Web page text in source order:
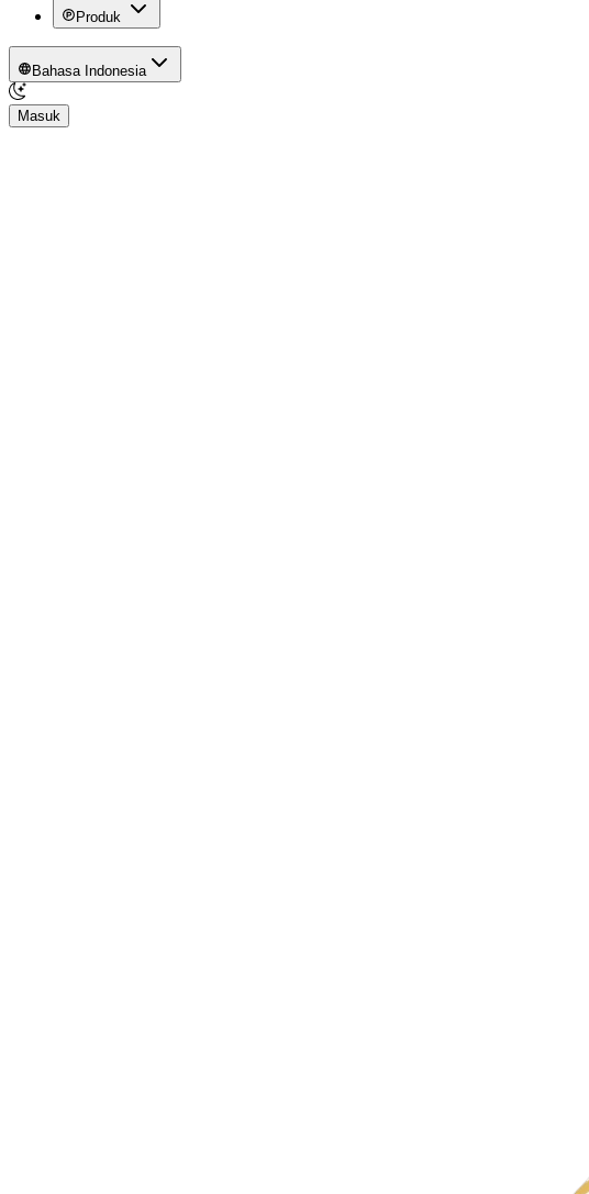
Produk
Bahasa Indonesia
Masuk